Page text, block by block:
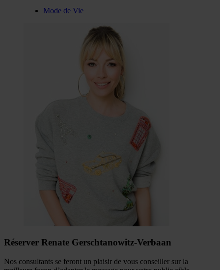
Mode de Vie
Réserver Renate Gerschtanowitz-Verbaan
Nos consultants se feront un plaisir de vous conseiller sur la